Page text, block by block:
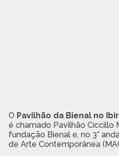
O Pavilhão da Bienal no
é chamado Pavilhão Ciccillo
fundação Bienal e, no 3°
de Arte Contemporânea